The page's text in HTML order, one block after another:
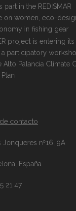
part in the REDISMAR
on women, eco-
in fishing gear
project is entering its
a participatory
Alto Palancia Climate
contacto
Jonqueres nº16, 9A
España
21 47